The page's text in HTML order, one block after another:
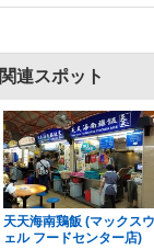
関連スポット
天天海南鶏飯 (マックスウ
ェル フードセンター店)